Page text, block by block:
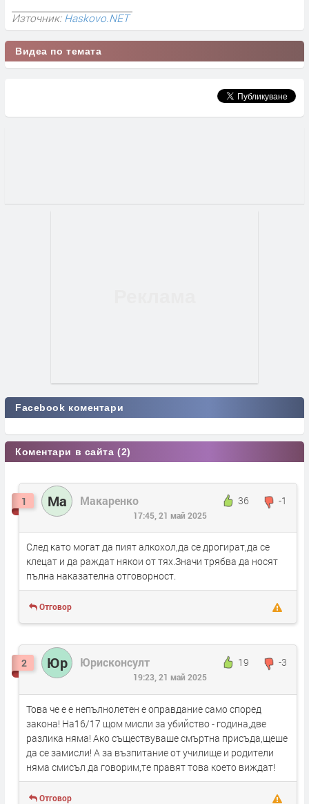
Източник:Haskovo.NET
Видеа по темата
Facebook коментари
Коментари в сайта (2)
1 Ма Макаренко 36 -1
17:45, 21 май 2025
След като могат да пият алкохол,да се дрогират,да се
клецат и да раждат някои от тях.Значи трябва да носят
пълна наказателна отговорност.
Отговор
2 Юр Юрисконсулт 19 -3
19:23, 21 май 2025
Това че е е непълнолетен е оправдание само според
закона! На16/17 щом мисли за убийство - година,две
разлика няма! Ако съществуваше смъртна присъда,щеше
да се замисли! А за възпитание от училище и родители
няма смисъл да говорим,те правят това което виждат!
Отговор